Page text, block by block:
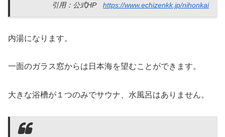
引用：公式HP https://www.echizenkk.jp/nihonkai
内湯になります。
一面のガラス窓からは日本海を望むことができます。
大きな浴槽が１つのみでサウナ、水風呂はありません。